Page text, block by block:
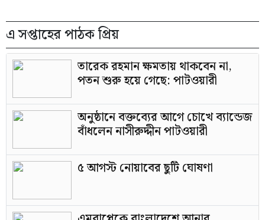
এ সপ্তাহের পাঠক প্রিয়
তারেক রহমান ক্ষমতায় থাকবেন না,
পতন শুরু হয়ে গেছে: পাটওয়ারী
অনুষ্ঠানে বক্তব্যের আগে চোখে ব্যান্ডেজ
বাঁধলেন নাসীরুদ্দীন পাটওয়ারী
৫ আগস্ট নোয়াবের ছুটি ঘোষণা